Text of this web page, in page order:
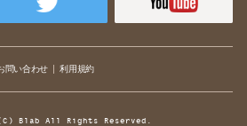
問い合わせ 利用規約
Blab All Rights Reserved.